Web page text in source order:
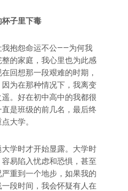
子里下毒
我抱怨命运不公——为何我
的家庭，我心里也为此感
回想那一段艰难的时期，
为在那种情况下，我离变
。好在初中高中的我都很
是班级的前几名，最后终
大学。
学时才开始显露。大学时
易陷入忧虑和恐惧，甚至
重到一个地步，如果我的
段时间，我会怀疑有人在